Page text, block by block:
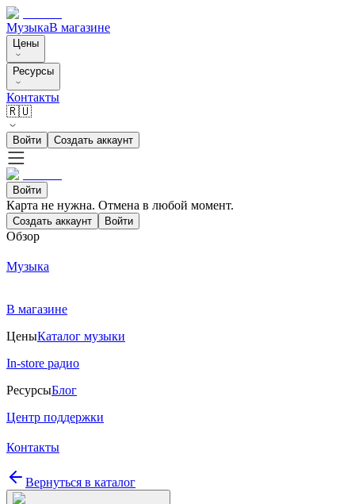
МузыкаВ магазине
Цены
Ресурсы
Контакты
🇷🇺
Войти Создать аккаунт
Войти
Карта не нужна. Отмена в любой момент.
Создать аккаунт Войти
Обзор
Музыка
В магазине
ЦеныКаталог музыки
In-store радио
РесурсыБлог
Центр поддержки
Контакты
Вернуться в каталог